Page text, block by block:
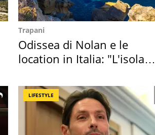
Trapani
Odissea di Nolan e le
location in Italia: "L'isola
LIFESTYLE